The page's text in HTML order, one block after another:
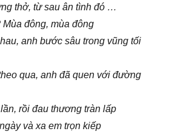
thở, từ sau ân tình đó …
đông, mùa đông
anh bước sâu trong vũng tối
qua, anh đã quen với đường
rồi đau thương tràn lấp
và xa em trọn kiếp